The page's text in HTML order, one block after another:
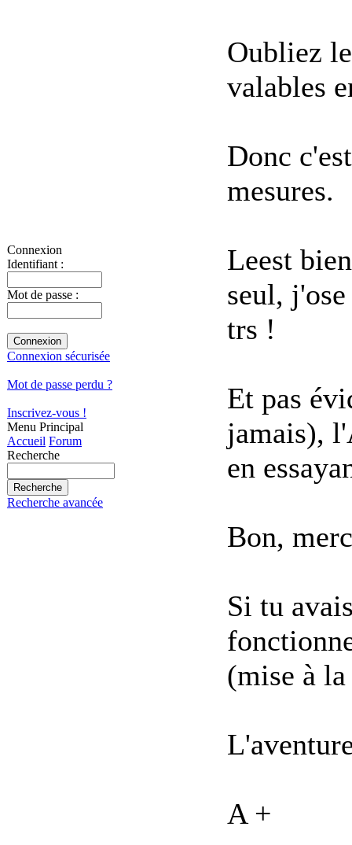
Connexion
Identifiant :
Mot de passe :
Connexion sécurisée
Mot de passe perdu ?
Inscrivez-vous !
Menu Principal
Accueil Forum
Recherche
Recherche avancée
Oubliez
valables
Donc
mesures.
Leest
seul,
trs !
Et pas
jamais),
en
Bon,
Si tu
(mise à
A +